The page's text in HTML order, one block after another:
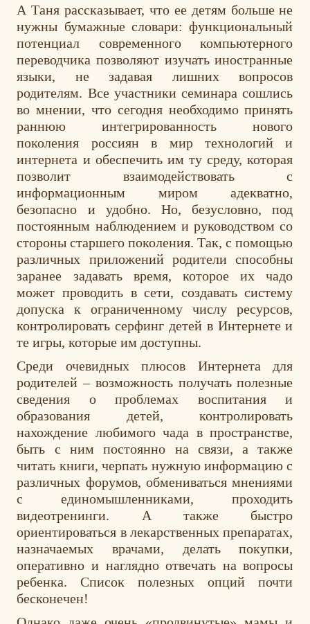
А Таня рассказывает, что ее детям больше не
нужны бумажные словари: функциональный
потенциал современного компьютерного
переводчика позволяют изучать иностранные
языки, не задавая лишних вопросов
родителям. Все участники семинара сошлись
во мнении, что сегодня необходимо принять
раннюю интегрированность нового
поколения россиян в мир технологий и
интернета и обеспечить им ту среду, которая
позволит взаимодействовать с
информационным миром адекватно,
безопасно и удобно. Но, безусловно, под
постоянным наблюдением и руководством со
стороны старшего поколения. Так, с помощью
различных приложений родители способны
заранее задавать время, которое их чадо
может проводить в сети, создавать систему
допуска к ограниченному числу ресурсов,
контролировать серфинг детей в Интернете и
те игры, которые им доступны.
Среди очевидных плюсов Интернета для
родителей – возможность получать полезные
сведения о проблемах воспитания и
образования детей, контролировать
нахождение любимого чада в пространстве,
быть с ним постоянно на связи, а также
читать книги, черпать нужную информацию с
различных форумов, обмениваться мнениями
с единомышленниками, проходить
видеотренинги. А также быстро
ориентироваться в лекарственных препаратах,
назначаемых врачами, делать покупки,
оперативно и наглядно отвечать на вопросы
ребенка. Список полезных опций почти
бесконечен!